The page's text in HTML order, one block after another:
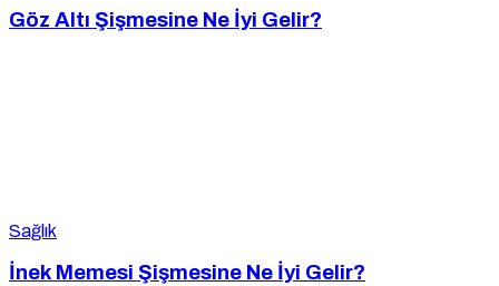
Göz Altı Şişmesine Ne İyi Gelir?
Sağlık
İnek Memesi Şişmesine Ne İyi Gelir?